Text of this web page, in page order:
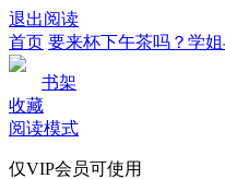
退出阅读
首页 要来杯下午茶吗？学
书架
收藏
阅读模式
仅VIP会员可使用